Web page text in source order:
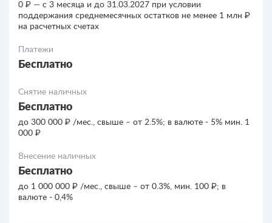
0 ₽ — c 3 месяца и до 31.03.2027 при условии
поддержания среднемесячных остатков не менее 1 млн ₽
на расчетных счетах
Платежи
Бесплатно
Снятие наличных
Бесплатно
до 300 000 ₽ /мес., свыше – от 2.5%; в валюте - 5% мин. 1
000 ₽
Внесение наличных
Бесплатно
до 1 000 000 ₽ /мес., свыше – от 0.3%, мин. 100 ₽; в
валюте - 0,4%